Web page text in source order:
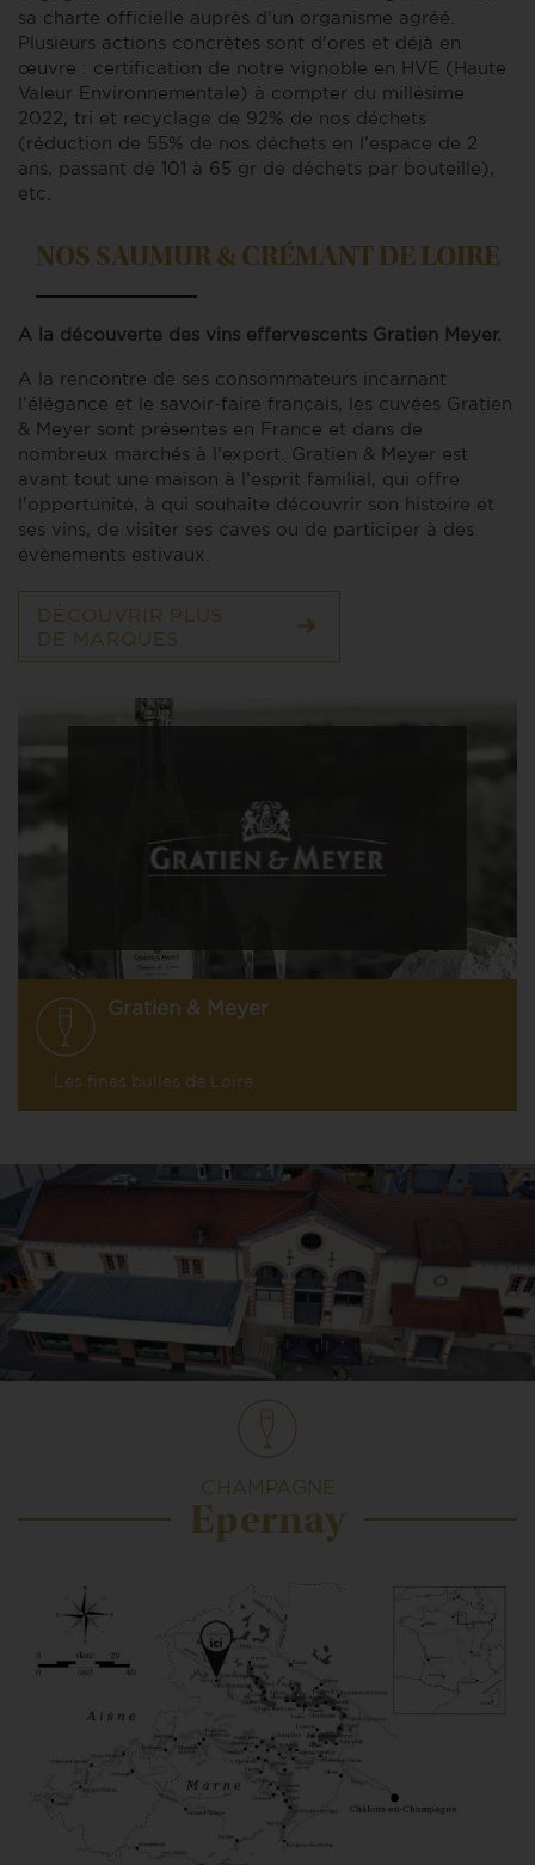
sa charte officielle auprès d’un organisme agréé.
Plusieurs actions concrètes sont d’ores et déjà en
œuvre : certification de notre vignoble en HVE (Haute
Valeur Environnementale) à compter du millésime
2022, tri et recyclage de 92% de nos déchets
(réduction de 55% de nos déchets en l’espace de 2
ans, passant de 101 à 65 gr de déchets par bouteille),
etc.
NOS SAUMUR & CRÉMANT DE LOIRE
A la découverte des vins effervescents Gratien Meyer.
A la rencontre de ses consommateurs incarnant
l’élégance et le savoir-faire français, les cuvées Gratien
& Meyer sont présentes en France et dans de
nombreux marchés à l’export. Gratien & Meyer est
avant tout une maison à l’esprit familial, qui offre
l’opportunité, à qui souhaite découvrir son histoire et
ses vins, de visiter ses caves ou de participer à des
évènements estivaux.
DÉCOUVRIR PLUS
DE MARQUES
Gratien & Meyer
Les fines bulles de Loire.
CHAMPAGNE
Epernay